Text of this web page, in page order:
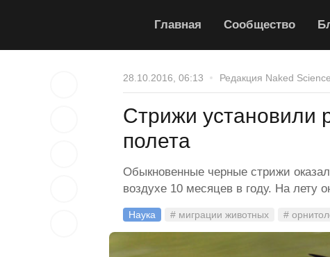
Главная Сообщество
28.10.2016, 06:13 Редакция Naked Science
Стрижи установили
полета
Обыкновенные черные стрижи
воздухе 10 месяцев в году. На лету
Наука # миграции животных #